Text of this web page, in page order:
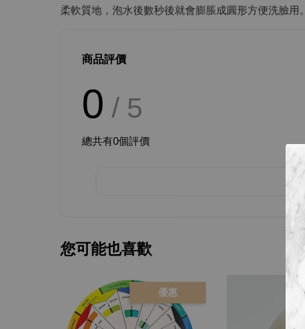
柔軟質地，泡水後數秒後就會膨脹成圓形方便洗臉用。
商品評價
0 / 5
總共有0個評價
您可能也喜歡
優惠